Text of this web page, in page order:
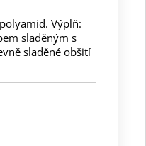
Výplň:
sladěným s
sladěné obšití